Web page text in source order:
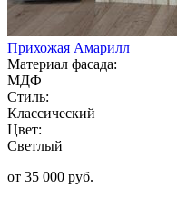
Прихожая Амарилл
Материал фасада:
МДФ
Стиль:
Классический
Цвет:
Светлый
от 35 000 руб.